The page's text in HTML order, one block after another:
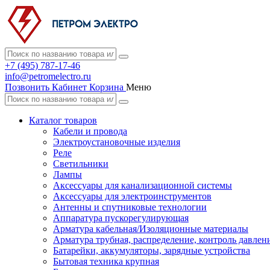
+7 (495) 787-17-46
info@petromelectro.ru
Позвонить Кабинет Корзина Меню
Каталог товаров
Кабели и провода
Электроустановочные изделия
Реле
Светильники
Лампы
Аксессуары для канализационной системы
Аксессуары для электроинструментов
Антенны и спутниковые технологии
Аппаратура пускорегулирующая
Арматура кабельная/Изоляционные материалы
Арматура трубная, распределение, контроль
Батарейки, аккумуляторы, зарядные устройства
Бытовая техника крупная